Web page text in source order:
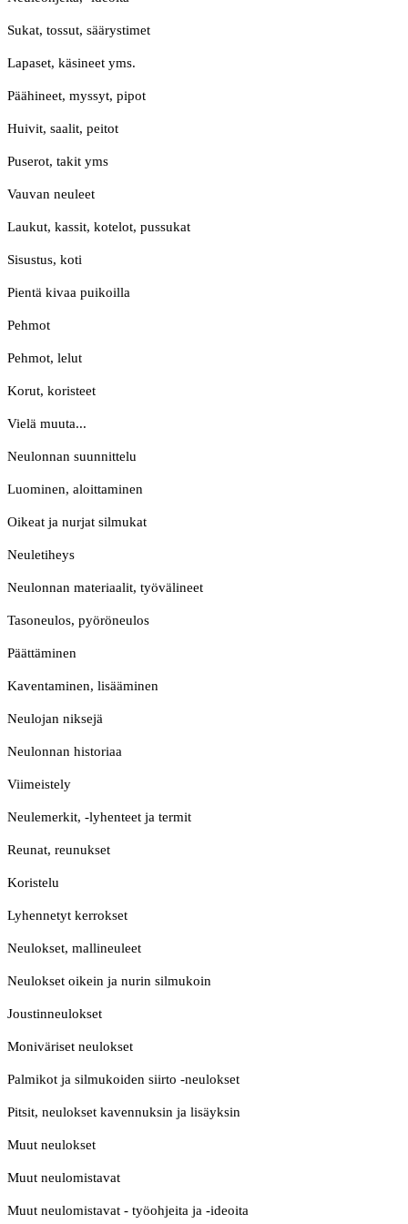
Sukat, tossut, säärystimet
Lapaset, käsineet yms.
Päähineet, myssyt, pipot
Huivit, saalit, peitot
Puserot, takit yms
Vauvan neuleet
Laukut, kassit, kotelot, pussukat
Sisustus, koti
Pientä kivaa puikoilla
Pehmot
Pehmot, lelut
Korut, koristeet
Vielä muuta...
Neulonnan suunnittelu
Luominen, aloittaminen
Oikeat ja nurjat silmukat
Neuletiheys
Neulonnan materiaalit, työvälineet
Tasoneulos, pyöröneulos
Päättäminen
Kaventaminen, lisääminen
Neulojan niksejä
Neulonnan historiaa
Viimeistely
Neulemerkit, -lyhenteet ja termit
Reunat, reunukset
Koristelu
Lyhennetyt kerrokset
Neulokset, mallineuleet
Neulokset oikein ja nurin silmukoin
Joustinneulokset
Moniväriset neulokset
Palmikot ja silmukoiden siirto -neulokset
Pitsit, neulokset kavennuksin ja lisäyksin
Muut neulokset
Muut neulomistavat
Muut neulomistavat - työohjeita ja -ideoita